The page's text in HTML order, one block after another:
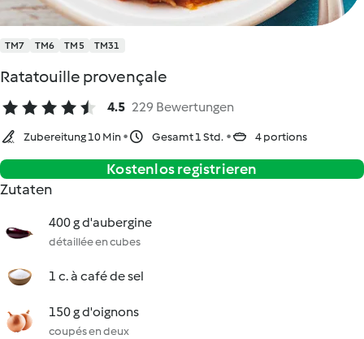
TM7 TM6 TM5 TM31
Ratatouille provençale
4.5 229 Bewertungen
Zubereitung 10 Min Gesamt 1 Std. 4 portions
Kostenlos registrieren
Zutaten
400 g d'aubergine
détaillée en cubes
1 c. à café de sel
150 g d'oignons
coupés en deux